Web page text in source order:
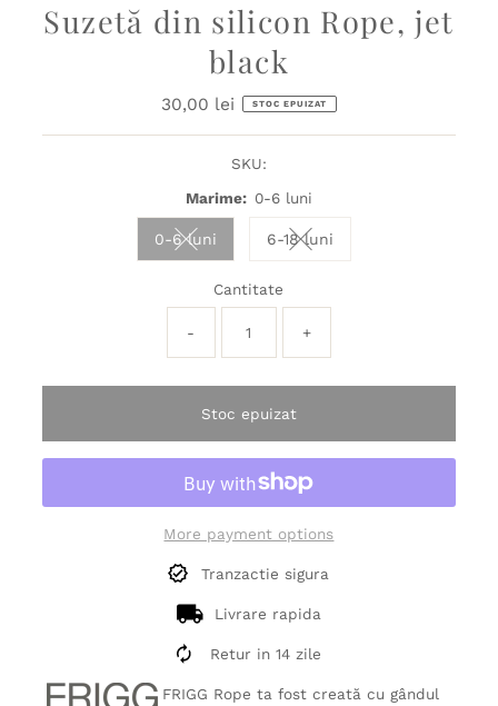
Suzetă din silicon Rope, jet
black
Preț
30,00 lei STOC EPUIZAT
SKU:
Marime: 0-6 luni
0-6 luniVariant sold out or unavailable
6-18 luniVariant sold out or
Cantitate
- +
Stoc epuizat
More payment options
Tranzactie sigura
Livrare rapida
Retur in 14 zile
FRIGG Rope ta fost creată cu gândul